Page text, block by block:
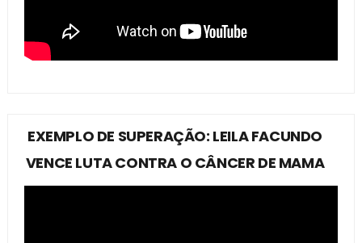
EXEMPLO DE SUPERAÇÃO: LEILA FACUNDO
VENCE LUTA CONTRA O CÂNCER DE MAMA